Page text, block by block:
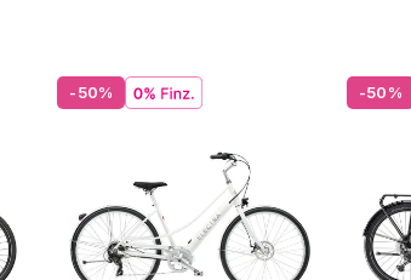
-50% -50%